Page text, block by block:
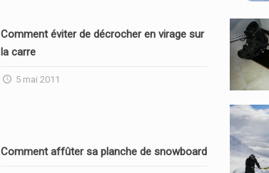
Comment éviter de décrocher en virage sur
la carre
5 mai 2011
Comment affûter sa planche de snowboard